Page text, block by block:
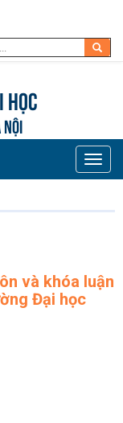
học
Toggle
và khóa luận
Đại học